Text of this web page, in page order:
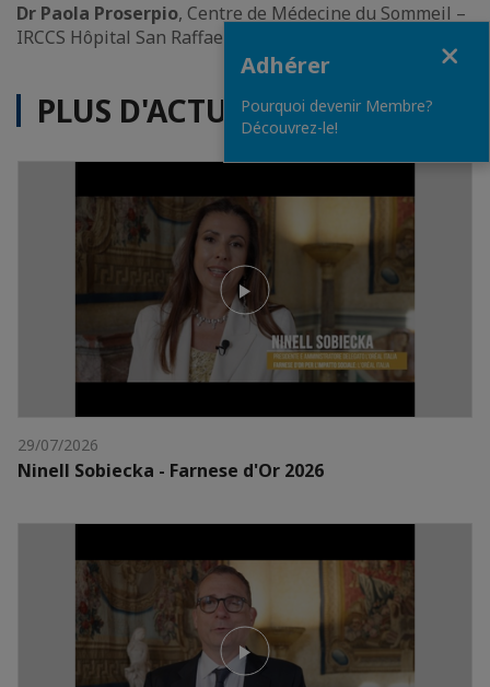
Dr Paola Proserpio, Centre de Médecine du Sommeil –
IRCCS Hôpital San Raffaele de Milan
PLUS D'ACTUALITÉS
29/07/2026
Ninell Sobiecka - Farnese d'Or 2026
Adhérer
Pourquoi devenir Membre?
Découvrez-le!